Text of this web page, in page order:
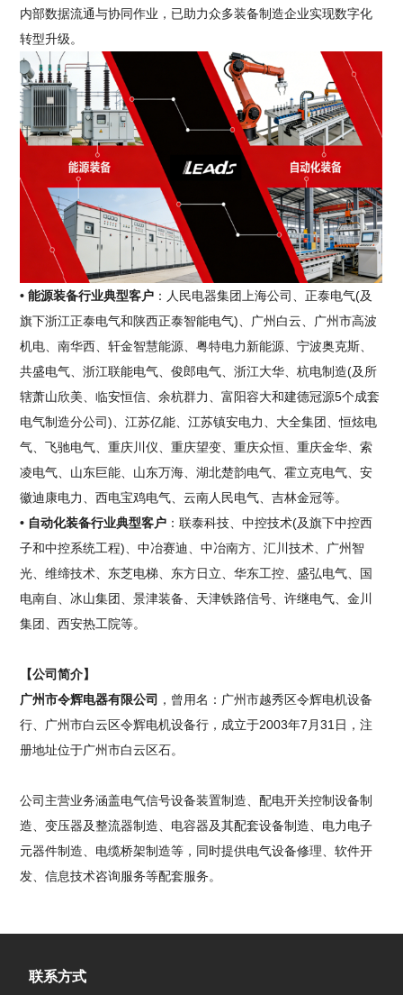
内部数据流通与协同作业，已助力众多装备制造企业实现数字化
转型升级。
• 能源装备行业典型客户 ：人民电器集团上海公司、正泰电气(及
旗下浙江正泰电气和陕西正泰智能电气)、广州白云、广州市高波
机电、南华西、轩金智慧能源、粤特电力新能源、宁波奥克斯、
共盛电气、浙江联能电气、俊郎电气、浙江大华、杭电制造(及所
辖萧山欣美、临安恒信、余杭群力、富阳容大和建德冠源5个成套
电气制造分公司)、江苏亿能、江苏镇安电力、大全集团、恒炫电
气、飞驰电气、重庆川仪、重庆望变、重庆众恒、重庆金华、索
凌电气、山东巨能、山东万海、湖北楚韵电气、霍立克电气、安
徽迪康电力、西电宝鸡电气、云南人民电气、吉林金冠等。
• 自动化装备行业典型客户 ：联泰科技、中控技术(及旗下中控西
子和中控系统工程)、中冶赛迪、中冶南方、汇川技术、广州智
光、维缔技术、东芝电梯、东方日立、华东工控、盛弘电气、国
电南自、冰山集团、景津装备、天津铁路信号、许继电气、金川
集团、西安热工院等。
【公司简介】
广州市令辉电器有限公司 ，曾用名：广州市越秀区令辉电机设备
行、广州市白云区令辉电机设备行，成立于2003年7月31日，注
册地址位于广州市白云区石。
公司主营业务涵盖电气信号设备装置制造、配电开关控制设备制
造、变压器及整流器制造、电容器及其配套设备制造、电力电子
元器件制造、电缆桥架制造等，同时提供电气设备修理、软件开
发、信息技术咨询服务等配套服务。
联系方式